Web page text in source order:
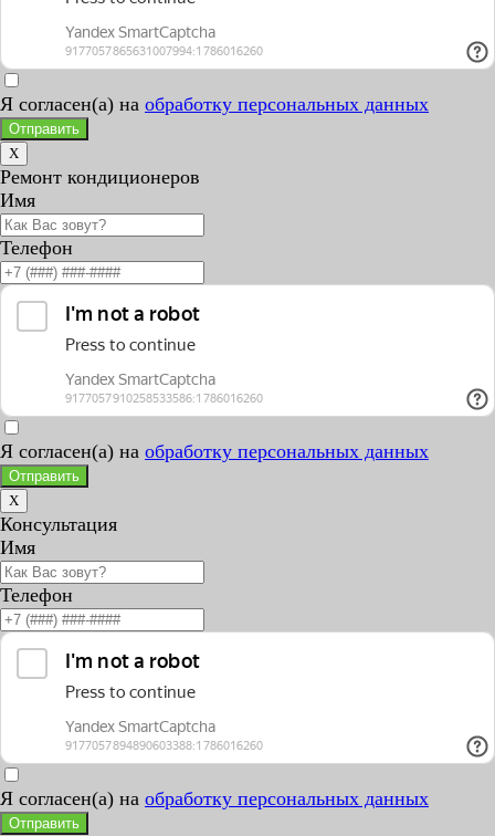
Я согласен(а) на обработку персональных данных
Отправить
X
Ремонт кондиционеров
Имя
Телефон
Я согласен(а) на обработку персональных данных
Отправить
X
Консультация
Имя
Телефон
Я согласен(а) на обработку персональных данных
Отправить